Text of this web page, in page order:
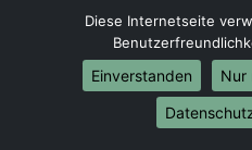
Umzüge-
Umzug von Wiesbaden
Umzug von Wiesbaden
Umzug von Wiesbaden
Umzug von Wiesbaden
Diese Internetseite
Einverstanden
Nur